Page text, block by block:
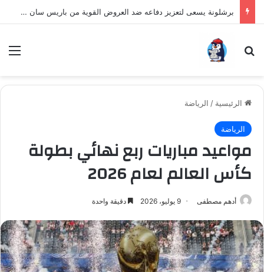
برشلونة يسعى لتعزيز دفاعه ضد العروض القوية من باريس سان جيرمان لنجم الأرجنتين
بحث عن
الرئيسية / الرياضة
الرياضة
مواعيد مباريات ربع نهائي بطولة
كأس العالم لعام 2026
أدهم مصطفى 9 يوليو، 2026 دقيقة واحدة